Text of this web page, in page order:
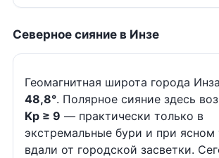
Северное сияние в Инзе
Геомагнитная широта города
48,8°. Полярное сияние здесь
Kp ≥ 9 — практически только в
экстремальные бури и при
вдали от городской засветки.